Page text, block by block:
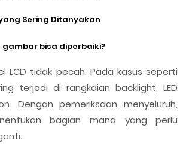
Sering Ditanyakan
gambar bisa diperbaiki?
LCD tidak pecah. Pada kasus seperti
terjadi di rangkaian backlight, LED
Dengan pemeriksaan menyeluruh,
bagian mana yang perlu